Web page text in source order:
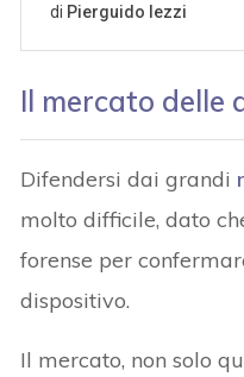
Il mercato delle
Difendersi dai grandi
molto difficile, dato
forense per
dispositivo.
Il mercato, non solo